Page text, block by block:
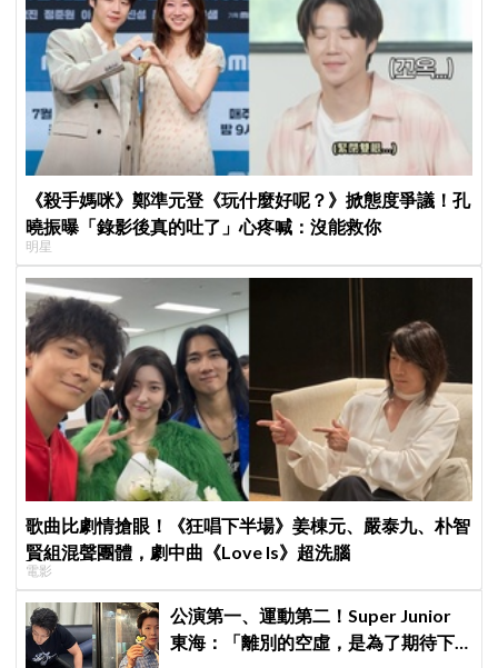
《殺手媽咪》鄭準元登《玩什麼好呢？》掀態度爭議！孔
曉振曝「錄影後真的吐了」心疼喊：沒能救你
明星
歌曲比劇情搶眼！《狂唱下半場》姜棟元、嚴泰九、朴智
賢組混聲團體，劇中曲《Love Is》超洗腦
電影
公演第一、運動第二！Super Junior
東海：「離別的空虛，是為了期待下